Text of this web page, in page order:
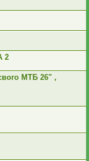
2
МТБ 26" ,